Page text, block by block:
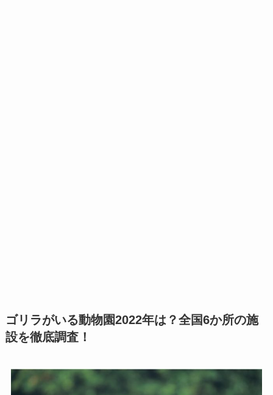
ゴリラがいる動物園2022年は？全国6か所の施
設を徹底調査！